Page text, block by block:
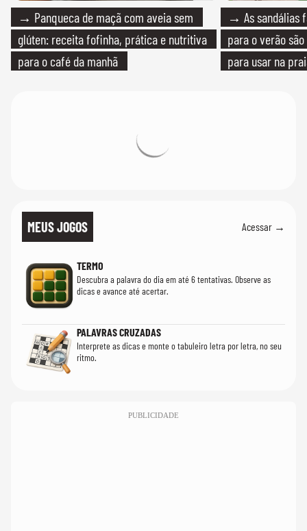
→ Panqueca de maçã com aveia sem
glúten: receita fofinha, prática e nutritiva
para o café da manhã
→ As sandálias
para o verão
para usar na
MEUS JOGOS Acessar →
TERMO
Descubra a palavra do dia em até 6 tentativas. Observe as
dicas e avance até acertar.
PALAVRAS CRUZADAS
Interprete as dicas e monte o tabuleiro letra por letra, no seu
ritmo.
PUBLICIDADE